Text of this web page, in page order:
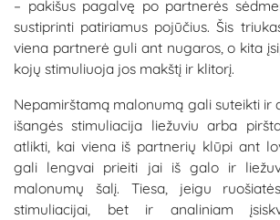
– pakišus pagalvę po partnerės
sustiprinti patiriamus pojūčius. Šis
viena partnerė guli ant nugaros, o kita
kojų stimuliuoja jos makštį ir klitorį.
Nepamirštamą malonumą gali suteikti ir
išangės stimuliacija liežuviu arba
atlikti, kai viena iš partnerių klūpi ant
gali lengvai prieiti jai iš galo ir
malonumų šalį. Tiesa, jeigu
stimuliacijai, bet ir analiniam